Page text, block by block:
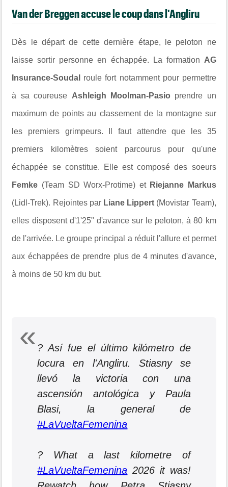
Van der Breggen accuse le coup dans l'Angliru
Dès le départ de cette dernière étape, le peloton ne
laisse sortir personne en échappée. La formation AG
Insurance-Soudal roule fort notamment pour permettre
à sa coureuse Ashleigh Moolman-Pasio prendre un
maximum de points au classement de la montagne sur
les premiers grimpeurs. Il faut attendre que les 35
premiers kilomètres soient parcourus pour qu'une
échappée se constitue. Elle est composé des soeurs
Femke (Team SD Worx-Protime) et Riejanne Markus
(Lidl-Trek). Rejointes par Liane Lippert (Movistar Team),
elles disposent d'1'25" d'avance sur le peloton, à 80 km
de l'arrivée. Le groupe principal a réduit l'allure et permet
aux échappées de prendre plus de 4 minutes d'avance,
à moins de 50 km du but.
? Así fue el último kilómetro de
locura en l'Angliru. Stiasny se
llevó la victoria con una
ascensión antológica y Paula
Blasi, la general de
#LaVueltaFemenina
? What a last kilometre of
#LaVueltaFemenina 2026 it was!